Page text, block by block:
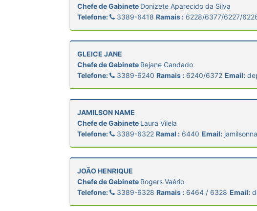
Chefe de Gabinete Donizete Aparecido da Silva
Telefone:
3389-6418 Ramais : 6228/6377/6227/
GLEICE JANE
Chefe de Gabinete Rejane Candado
Telefone:
3389-6240 Ramais : 6240/6372 Email:
JAMILSON NAME
Chefe de Gabinete Laura Vilela
Telefone:
3389-6322 Ramal : 6440 Email:
JOÃO HENRIQUE
Chefe de Gabinete Rogers Vaério
Telefone:
3389-6328 Ramais : 6464 / 6328 Email: